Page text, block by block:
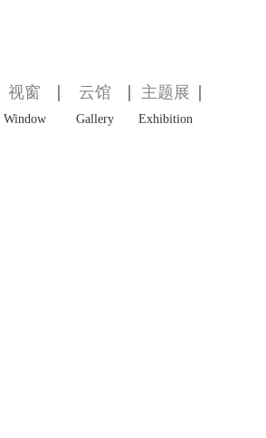
视窗
Window
云馆
Gallery
主题展
Exhibition